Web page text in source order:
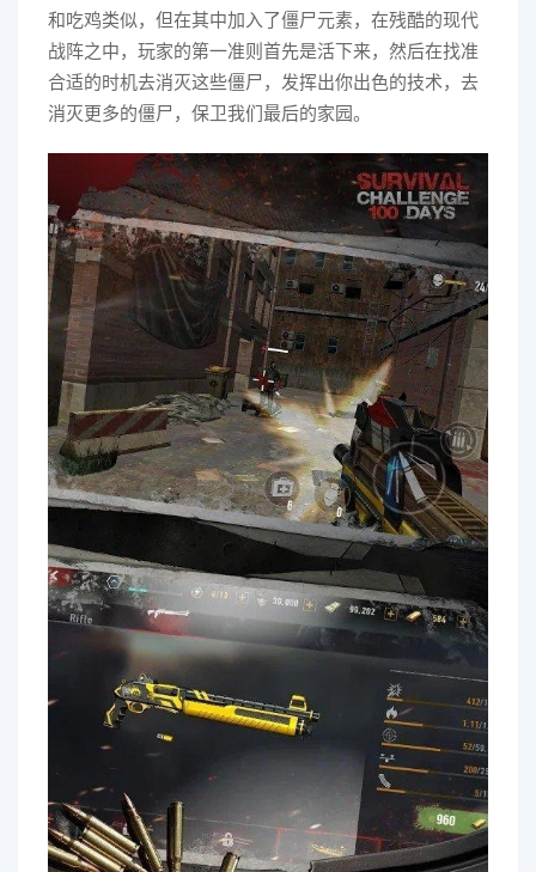
和吃鸡类似，但在其中加入了僵尸元素，在残酷的现代
战阵之中，玩家的第一准则首先是活下来，然后在找准
合适的时机去消灭这些僵尸，发挥出你出色的技术，去
消灭更多的僵尸，保卫我们最后的家园。